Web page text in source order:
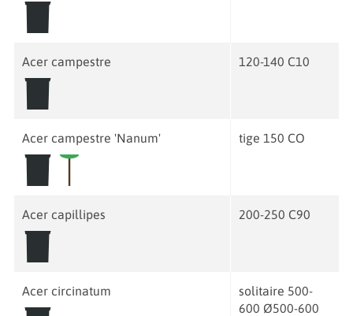
Acer campestre 120-140 C10
Acer campestre 'Nanum' tige 150 CO
Acer capillipes 200-250 C90
Acer circinatum
solitaire 500-
600 Ø500-600